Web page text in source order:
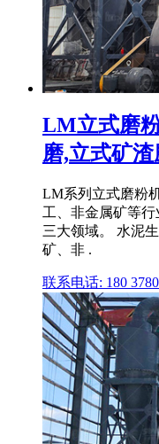
LM立式磨
磨,立式矿
LM系列立式磨粉
工、非金属矿等
三大领域。 水泥
矿、非 .
联系电话: 180 3780